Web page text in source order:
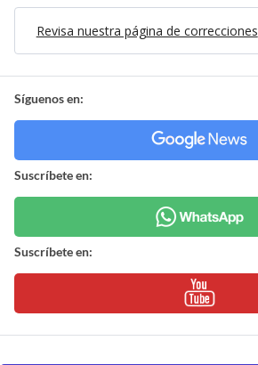
Revisa nuestra página de correcciones
Síguenos en:
Suscríbete en:
Suscríbete en: